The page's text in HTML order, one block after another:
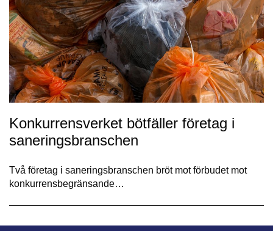
Konkurrensverket bötfäller företag i
saneringsbranschen
Två företag i saneringsbranschen bröt mot förbudet mot
konkurrensbegränsande…